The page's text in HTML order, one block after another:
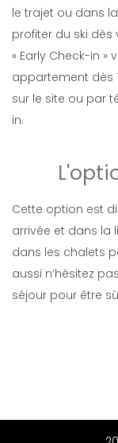
le trajet ou dans
profiter du ski dès
« Early Check-in
appartement dès
sur le site ou par
in.
Cette option est
arrivée et dans
dans les chalets
aussi n’hésitez
séjour pour être